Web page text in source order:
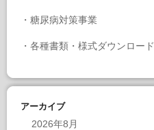
・ 糖尿病対策事業
・ 各種書類・様式ダウンロード
アーカイブ
2026年8月